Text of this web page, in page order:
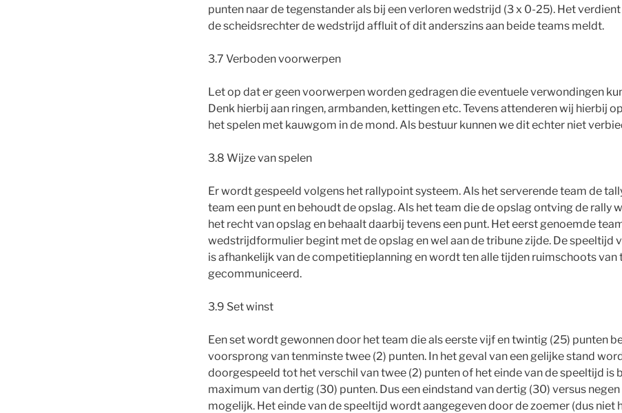
punten naar de tegenstander als bij een verloren wedstrijd (3 x 0-25). Het
de scheidsrechter de wedstrijd affluit of dit anderszins aan beide teams meldt.
3.7 Verboden voorwerpen
Let op dat er geen voorwerpen worden gedragen die eventuele verwondingen
Denk hierbij aan ringen, armbanden, kettingen etc. Tevens attenderen wij hierbij
het spelen met kauwgom in de mond. Als bestuur kunnen we dit echter niet
3.8 Wijze van spelen
Er wordt gespeeld volgens het rallypoint systeem. Als het serverende team de
team een punt en behoudt de opslag. Als het team die de opslag ontving de rally
het recht van opslag en behaalt daarbij tevens een punt. Het eerst genoemde
wedstrijdformulier begint met de opslag en wel aan de tribune zijde. De speeltijd
is afhankelijk van de competitieplanning en wordt ten alle tijden ruimschoots van
gecommuniceerd.
3.9 Set winst
Een set wordt gewonnen door het team die als eerste vijf en twintig (25) punten
voorsprong van tenminste twee (2) punten. In het geval van een gelijke stand
doorgespeeld tot het verschil van twee (2) punten of het einde van de speeltijd is
maximum van dertig (30) punten. Dus een eindstand van dertig (30) versus
mogelijk. Het einde van de speeltijd wordt aangegeven door de zoemer (dus niet